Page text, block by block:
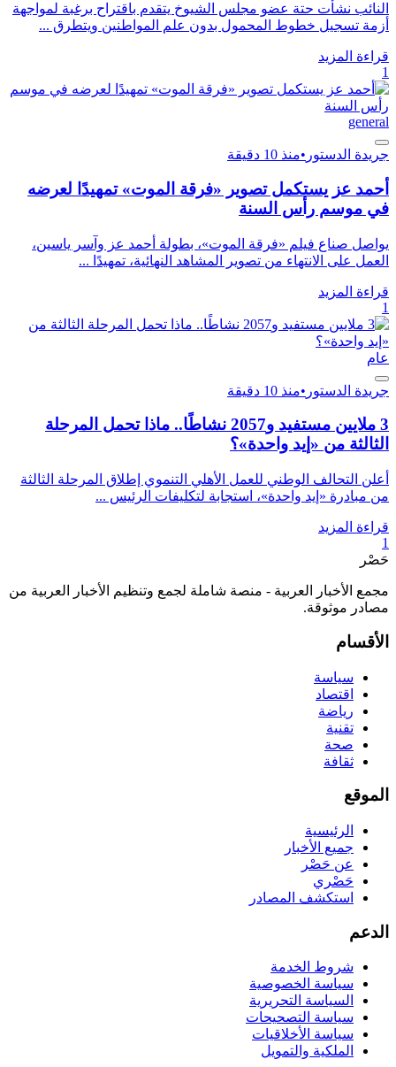
النائب نشأت حتة عضو مجلس الشيوخ يتقدم باقتراح برغبة لمواجهة
أزمة تسجيل خطوط المحمول بدون علم المواطنين ويتطرق ...
قراءة المزيد
1
general
جريدة الدستور •منذ 10 دقيقة
أحمد عز يستكمل تصوير «فرقة الموت» تمهيدًا لعرضه
في موسم رأس السنة
يواصل صناع فيلم «فرقة الموت»، بطولة أحمد عز وآسر ياسين،
العمل على الانتهاء من تصوير المشاهد النهائية، تمهيدًا ...
قراءة المزيد
1
عام
جريدة الدستور •منذ 10 دقيقة
3 ملايين مستفيد و2057 نشاطًا.. ماذا تحمل المرحلة
الثالثة من «إيد واحدة»؟
أعلن التحالف الوطني للعمل الأهلي التنموي إطلاق المرحلة الثالثة
من مبادرة «إيد واحدة»، استجابة لتكليفات الرئيس ...
قراءة المزيد
1
حَصْر
مجمع الأخبار العربية - منصة شاملة لجمع وتنظيم الأخبار العربية من
مصادر موثوقة.
الأقسام
سياسة
اقتصاد
رياضة
تقنية
صحة
ثقافة
الموقع
الرئيسية
جميع الأخبار
عن حَصْر
حَصْري
استكشف المصادر
الدعم
شروط الخدمة
سياسة الخصوصية
السياسة التحريرية
سياسة التصحيحات
سياسة الأخلاقيات
الملكية والتمويل